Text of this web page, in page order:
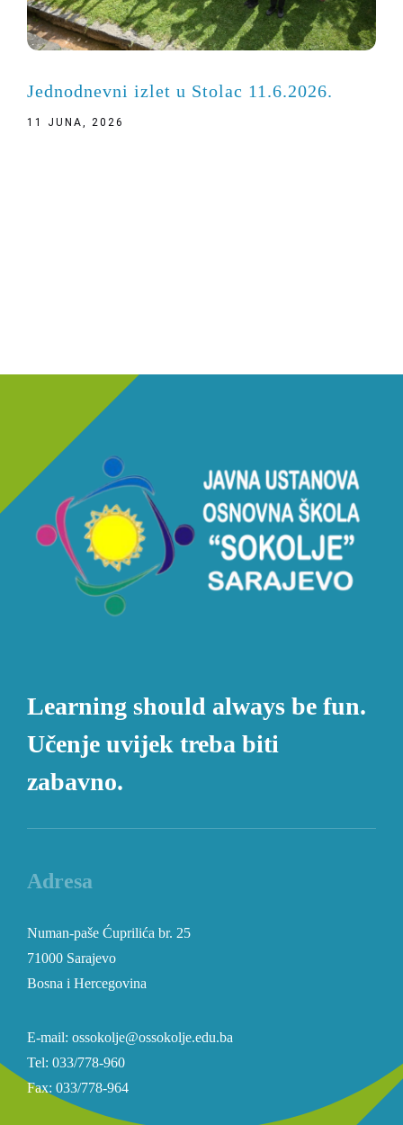
Jednodnevni izlet u Stolac 11.6.2026.
11 JUNA, 2026
Learning should always be fun.
Učenje uvijek treba biti
zabavno.
Adresa
Numan-paše Ćuprilića br. 25
71000 Sarajevo
Bosna i Hercegovina
E-mail: ossokolje@ossokolje.edu.ba
Tel: 033/778-960
Fax: 033/778-964